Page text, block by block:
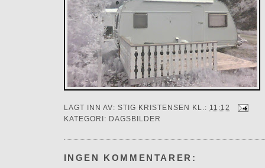
LAGT INN AV: STIG KRISTENSEN KL.: 11:12
KATEGORI: DAGSBILDER
INGEN KOMMENTARER: